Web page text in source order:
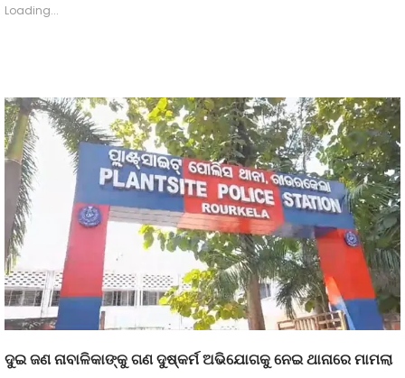
Loading...
ଦୁଇ ଜଣ ନାବାଳିକାଙ୍କୁ ଗଣ ଦୁଷ୍କର୍ମ ଅଭିଯୋଗକୁ ନେଇ ଥାନାରେ ମାମଲା